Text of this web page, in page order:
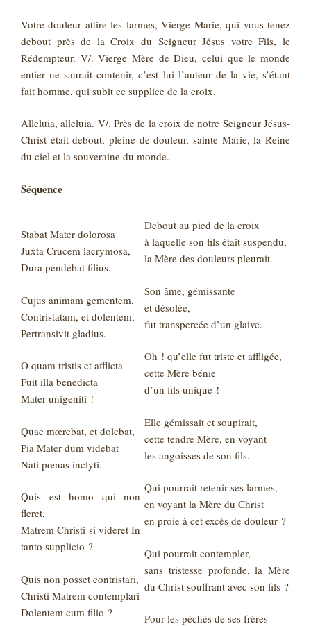
Votre douleur attire les larmes, Vierge Marie, qui vous tenez
debout près de la Croix du Seigneur Jésus votre Fils, le
Rédempteur. V/. Vierge Mère de Dieu, celui que le monde
entier ne saurait contenir, c’est lui l’auteur de la vie, s’étant
fait homme, qui subit ce supplice de la croix.
Alleluia, alleluia. V/. Près de la croix de notre Seigneur Jésus-
Christ était debout, pleine de douleur, sainte Marie, la Reine
du ciel et la souveraine du monde.
Séquence
Stabat Mater dolorosa
Juxta Crucem lacrymosa,
Dura pendebat filius.
Cujus animam gementem,
Contristatam, et dolentem,
Pertransivit gladius.
O quam tristis et afflicta
Fuit illa benedicta
Mater unigeniti !
Quae mœrebat, et dolebat,
Pia Mater dum videbat
Nati pœnas inclyti.
Quis est homo qui non
fleret,
Matrem Christi si videret In
tanto supplicio ?
Quis non posset contristari,
Christi Matrem contemplari
Dolentem cum filio ?
Debout au pied de la croix
à laquelle son fils était suspendu,
la Mère des douleurs pleurait.
Son âme, gémissante
et désolée,
fut transpercée d’un glaive.
Oh ! qu’elle fut triste et affligée,
cette Mère bénie
d’un fils unique !
Elle gémissait et soupirait,
cette tendre Mère, en voyant
les angoisses de son fils.
Qui pourrait retenir ses larmes,
en voyant la Mère du Christ
en proie à cet excès de douleur ?
Qui pourrait contempler,
sans tristesse profonde, la Mère
du Christ souffrant avec son fils ?
Pour les péchés de ses frères